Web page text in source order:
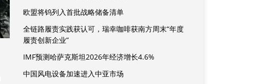
欧盟将钨列入首批战略储备清单
全链路履责实践获认可，瑞幸咖啡获南方周末“年度
履责创新企业”
IMF预测哈萨克斯坦2026年经济增长4.6%
中国风电设备加速进入中亚市场